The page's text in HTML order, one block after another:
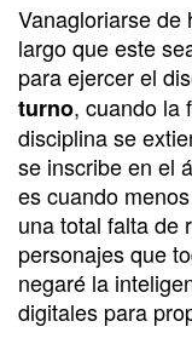
Vanagloriarse de
largo que este
para ejercer el
turno, cuando la
disciplina se
se inscribe en el
es cuando
una total falta de
personajes que
negaré la
digitales para